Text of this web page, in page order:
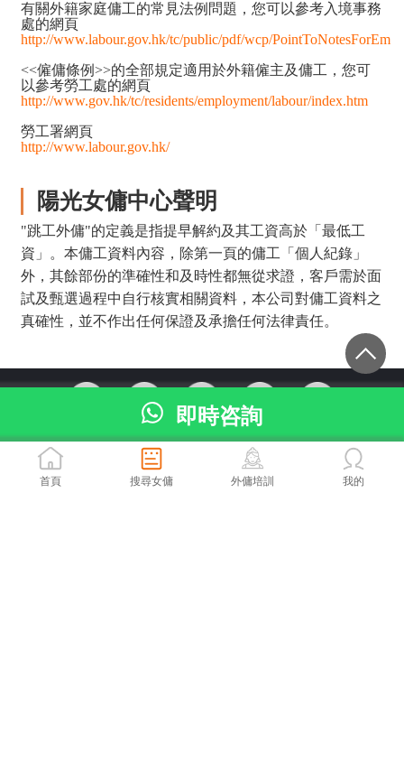
有關外籍家庭傭工的常見法例問題，您可以參考入境事務
處的網頁
http://www.labour.gov.hk/tc/public/pdf/wcp/
<<僱傭條例>>的全部規定適用於外籍僱主及傭工，您可
以參考勞工處的網頁
http://www.gov.hk/tc/residents/employment/labour/index.htm
勞工署網頁
http://www.labour.gov.hk/
陽光女傭中心聲明
"跳工外傭"的定義是指提早解約及其工資高於「最低工
資」。本傭工資料內容，除第一頁的傭工「個人紀錄」
外，其餘部份的準確性和及時性都無從求證，客戶需於面
試及甄選過程中自行核實相關資料，本公司對傭工資料之
真確性，並不作出任何保證及承擔任何法律責任。
陽光煮提Cook
即時咨詢
首頁 搜尋女傭 外傭培訓 我的